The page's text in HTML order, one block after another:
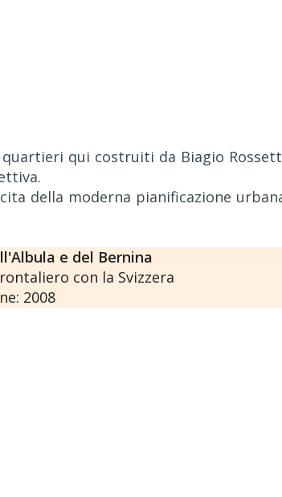
qui costruiti da Biagio
della moderna pianificazione
e del Bernina
con la Svizzera
2008